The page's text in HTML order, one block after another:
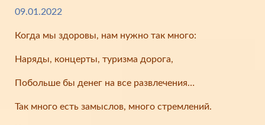
09.01.2022
Когда мы здоровы, нам нужно так много:
Наряды, концерты, туризма дорога,
Побольше бы денег на все развлечения…
Так много есть замыслов, много стремлений.